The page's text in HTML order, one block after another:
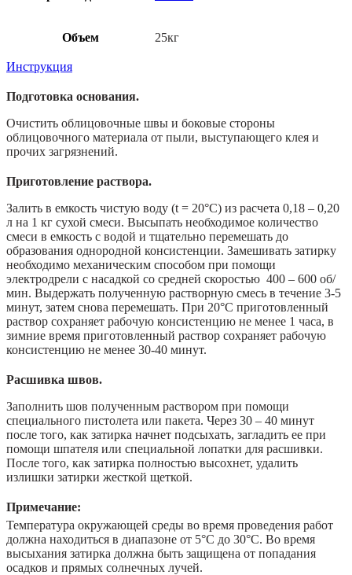
Объем 25кг
Инструкция
Подготовка основания.
Очистить облицовочные швы и боковые стороны
облицовочного материала от пыли, выступающего клея и
прочих загрязнений.
Приготовление раствора.
Залить в емкость чистую воду (t = 20°C) из расчета 0,18 – 0,20
л на 1 кг сухой смеси. Высыпать необходимое количество
смеси в емкость с водой и тщательно перемешать до
образования однородной консистенции. Замешивать затирку
необходимо механическим способом при помощи
электродрели с насадкой со средней скоростью 400 – 600 об/
мин. Выдержать полученную растворную смесь в течение 3-5
минут, затем снова перемешать. При 20°С приготовленный
раствор сохраняет рабочую консистенцию не менее 1 часа, в
зимние время приготовленный раствор сохраняет рабочую
консистенцию не менее 30-40 минут.
Расшивка швов.
Заполнить шов полученным раствором при помощи
специального пистолета или пакета. Через 30 – 40 минут
после того, как затирка начнет подсыхать, загладить ее при
помощи шпателя или специальной лопатки для расшивки.
После того, как затирка полностью высохнет, удалить
излишки затирки жесткой щеткой.
Примечание:
Температура окружающей среды во время проведения работ
должна находиться в диапазоне от 5°С до 30°С. Во время
высыхания затирка должна быть защищена от попадания
осадков и прямых солнечных лучей.